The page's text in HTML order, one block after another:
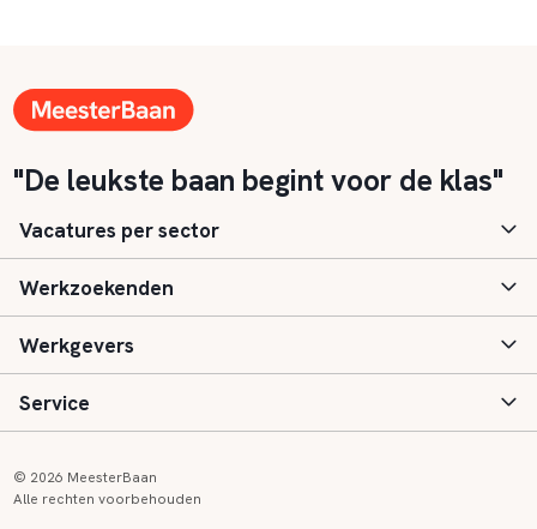
"De leukste baan begint voor de klas"
Vacatures per sector
Basisonderwijs
Speciaal (basis) onderwijs
Voortgezet onderwijs
Werkzoekenden
Aanmelden
Vacatures
Werkgevers
Inloggen
Service
© 2026 MeesterBaan
Alle rechten voorbehouden